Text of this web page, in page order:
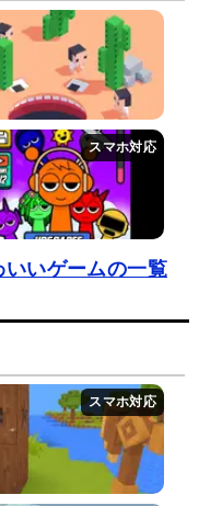
いいゲームの一覧